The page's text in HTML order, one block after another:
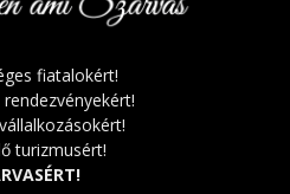
fiatalokért!
turizmusért!